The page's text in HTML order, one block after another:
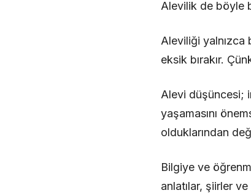
Alevilik de böyle
Aleviliği yalnızca
eksik bırakır.
Alevi düşüncesi;
yaşamasını
olduklarından
Bilgiye ve
anlatılar, şiirler